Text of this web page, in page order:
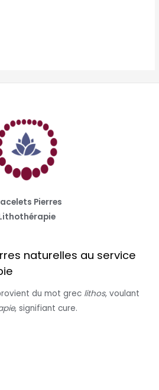
Pierres
naturelles au service
du mot grec lithos, voulant
, signifiant cure.